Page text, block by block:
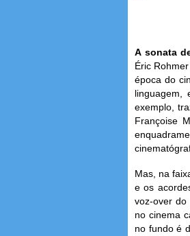
A sonata
Éric
época do
linguagem,
exemplo,
Françoise
Mas, na
e os
voz-over do
no cinema
no fundo é